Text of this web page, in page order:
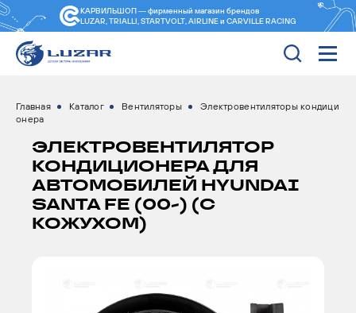
КАРВИЛЬШОП — фирменный магазин брендов
LUZAR, TRIALLI, STARTVOLT, AIRLINE и CARVILLE RACING
Главная Каталог Вентиляторы
Электровентиляторы кондици
онера
ЭЛЕКТРОВЕНТИЛЯТОР
КОНДИЦИОНЕРА ДЛЯ
АВТОМОБИЛЕЙ HYUNDAI
SANTA FE (00-) (С
КОЖУХОМ)